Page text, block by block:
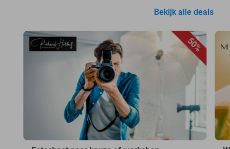
Bekijk alle deals
50%